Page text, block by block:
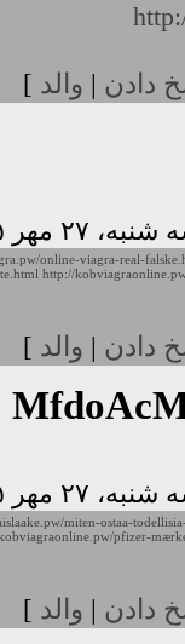
دادن | والد ]
online-viagra-real-
http://
دادن | والد ]
miten-ostaa-
pfizer-
دادن | والد ]